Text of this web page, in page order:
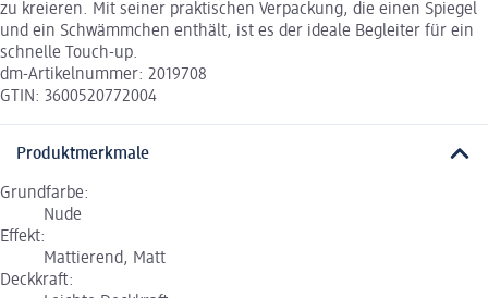
zu kreieren. Mit seiner praktischen Verpackung, die einen Spiegel
und ein Schwämmchen enthält, ist es der ideale Begleiter für ein
schnelle Touch-up.
dm-Artikelnummer: 2019708
GTIN: 3600520772004
Produktmerkmale
Grundfarbe:
Nude
Effekt:
Mattierend, Matt
Deckkraft: